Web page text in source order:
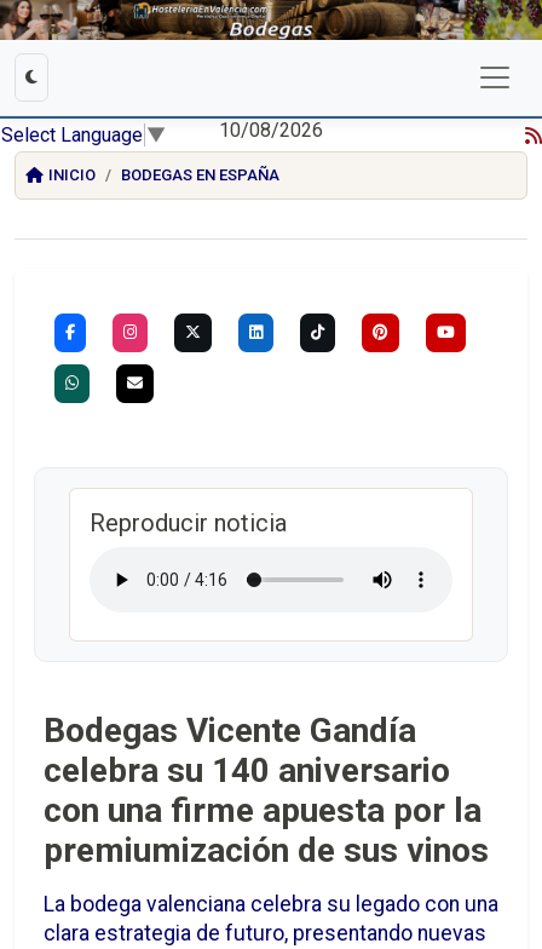
Select Language ▼ 10/08/2026
INICIO BODEGAS EN ESPAÑA
Reproducir noticia
Bodegas Vicente Gandía
celebra su 140 aniversario
con una firme apuesta por la
premiumización de sus vinos
La bodega valenciana celebra su legado con una
clara estrategia de futuro, presentando nuevas